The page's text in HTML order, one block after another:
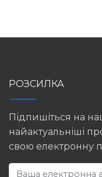
РОЗСИЛКА
Підпишіться на
найактуальніші
свою електронну